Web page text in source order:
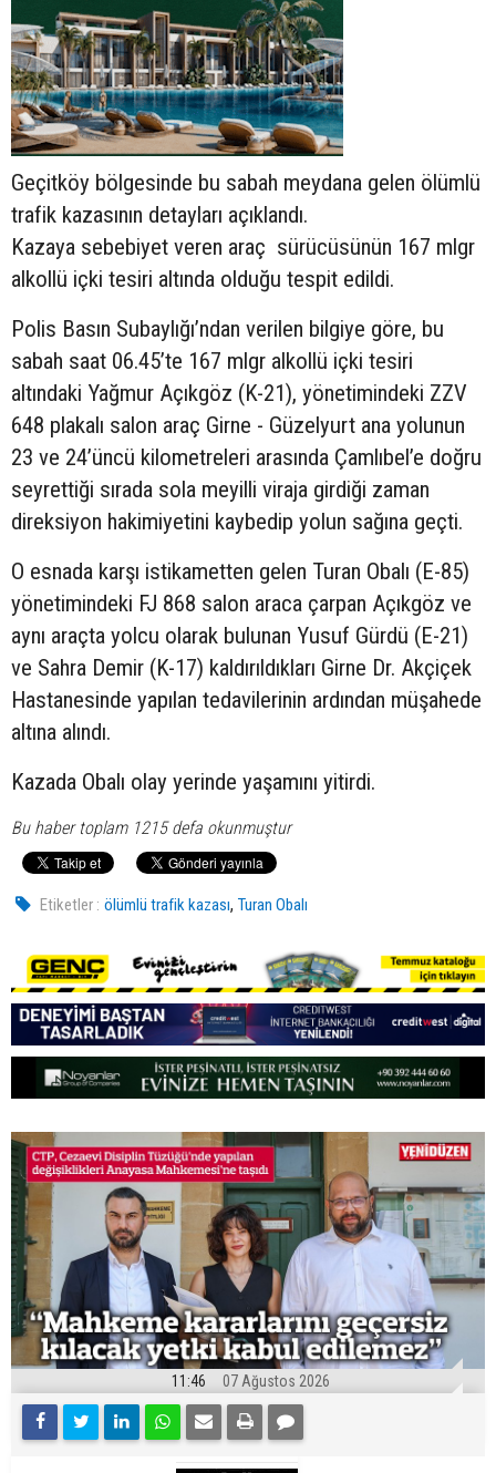
Geçitköy bölgesinde bu sabah meydana gelen ölümlü
trafik kazasının detayları açıklandı.
Kazaya sebebiyet veren araç sürücüsünün 167 mlgr
alkollü içki tesiri altında olduğu tespit edildi.
Polis Basın Subaylığı’ndan verilen bilgiye göre, bu
sabah saat 06.45’te 167 mlgr alkollü içki tesiri
altındaki Yağmur Açıkgöz (K-21), yönetimindeki ZZV
648 plakalı salon araç Girne - Güzelyurt ana yolunun
23 ve 24’üncü kilometreleri arasında Çamlıbel’e doğru
seyrettiği sırada sola meyilli viraja girdiği zaman
direksiyon hakimiyetini kaybedip yolun sağına geçti.
O esnada karşı istikametten gelen Turan Obalı (E-85)
yönetimindeki FJ 868 salon araca çarpan Açıkgöz ve
aynı araçta yolcu olarak bulunan Yusuf Gürdü (E-21)
ve Sahra Demir (K-17) kaldırıldıkları Girne Dr. Akçiçek
Hastanesinde yapılan tedavilerinin ardından müşahede
altına alındı.
Kazada Obalı olay yerinde yaşamını yitirdi.
Bu haber toplam 1215 defa okunmuştur
Etiketler : ölümlü trafik kazası,Turan Obalı
11:46 07 Ağustos 2026